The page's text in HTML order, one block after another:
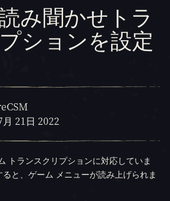
み聞かせトラ
ションを設定
21日 2022
トランスクリプションに対応していま
と、ゲーム メニューが読み上げられま